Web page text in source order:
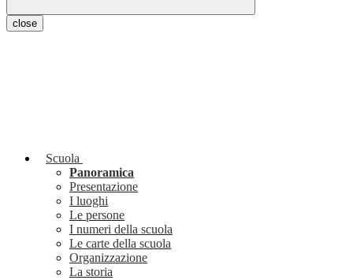
close
Scuola
Panoramica
Presentazione
I luoghi
Le persone
I numeri della scuola
Le carte della scuola
Organizzazione
La storia